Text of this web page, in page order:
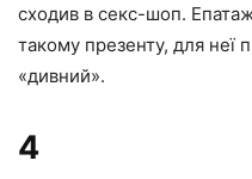
сходив в секс-шоп.
такому презенту, для неї
«дивний».
4